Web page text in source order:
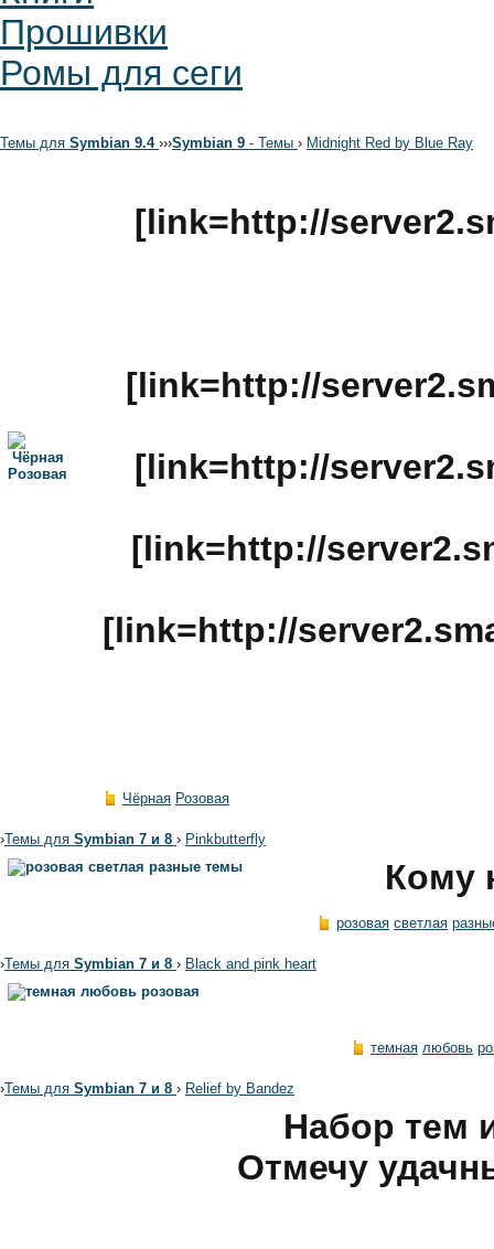
Прошивки
Ромы для сеги
Темы для Symbian 9.4 ›››Symbian 9 - Темы › Midnight Red by Blue Ray
[link=http://
[link=http://
[link=http://
[link=http://
[link=http://
Чёрная Розовая
›Темы для Symbian 7 и 8 › Pinkbutterfly
Кому
розовая светлая
›Темы для Symbian 7 и 8 › Black and pink heart
темная любовь
›Темы для Symbian 7 и 8 › Relief by Bandez
Набор тем
Отмечу